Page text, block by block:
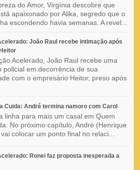
do Amor, Virgínia descobre que
apaixonado por Alika, segredo que o
escondendo havia semanas. A revel...
João Raul recebe intimação após
Acelerado, João Raul recebe uma
policial em decorrência de sua
com o empresário Heitor, preso após
Cuida: André termina namoro com Carol
linha para mais um casal em Quem
No próximo capítulo, André (Henrique
colocar um ponto final no relaci...
Ronei faz proposta inesperada a